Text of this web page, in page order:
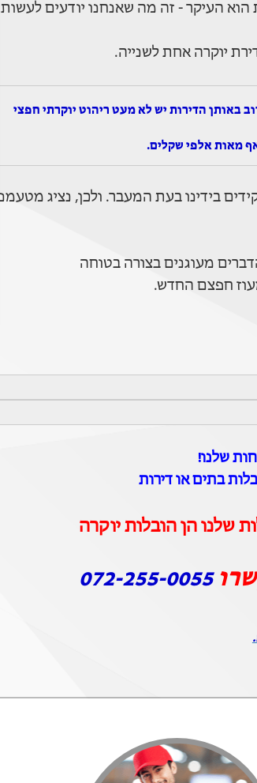
הוא העיקר - זה מה שאנחנו יודעים
יוקרה אחת לשנייה.
באותן הדירות יש לא מעט ריהוט יוקרתי חפצי
מאות אלפי שקלים.
בידינו בעת המעבר. ולכן, נציג
מעוגנים בצורה בטוחה
חפצם החדש.
שלנו!
בתים או דירות
072-255-0055